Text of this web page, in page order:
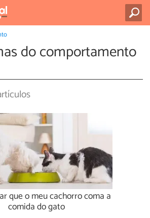
do comportamento
que o meu cachorro coma a
comida do gato